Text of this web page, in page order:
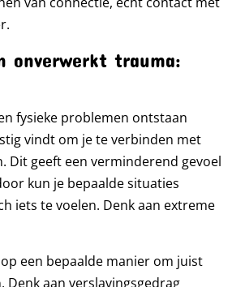
onverwerkt trauma:
fysieke problemen ontstaan
vindt om je te verbinden met
Dit geeft een verminderend gevoel
kun je bepaalde situaties
iets te voelen. Denk aan extreme
een bepaalde manier om juist
Denk aan verslavingsgedrag